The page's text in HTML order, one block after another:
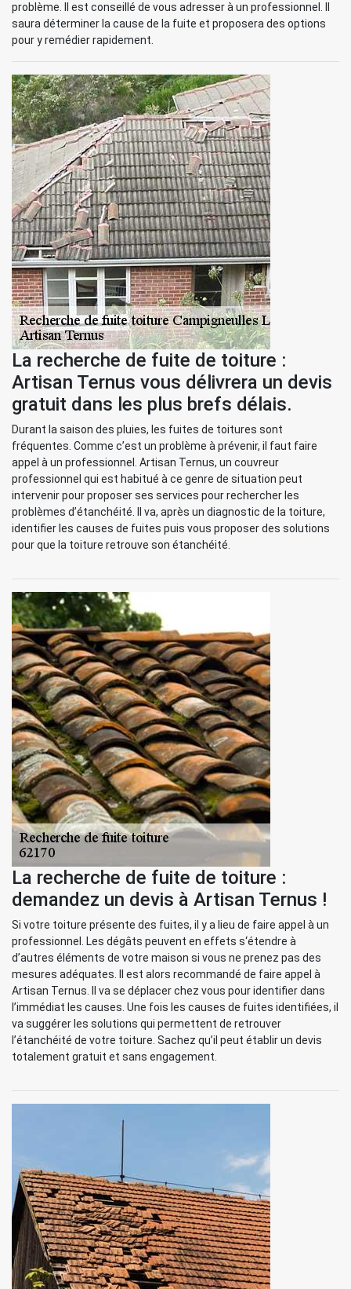
problème. Il est conseillé de vous adresser à un professionnel. Il
saura déterminer la cause de la fuite et proposera des options
pour y remédier rapidement.
La recherche de fuite de toiture :
Artisan Ternus vous délivrera un devis
gratuit dans les plus brefs délais.
Durant la saison des pluies, les fuites de toitures sont
fréquentes. Comme c’est un problème à prévenir, il faut faire
appel à un professionnel. Artisan Ternus, un couvreur
professionnel qui est habitué à ce genre de situation peut
intervenir pour proposer ses services pour rechercher les
problèmes d’étanchéité. Il va, après un diagnostic de la toiture,
identifier les causes de fuites puis vous proposer des solutions
pour que la toiture retrouve son étanchéité.
La recherche de fuite de toiture :
demandez un devis à Artisan Ternus !
Si votre toiture présente des fuites, il y a lieu de faire appel à un
professionnel. Les dégâts peuvent en effets s‘étendre à
d’autres éléments de votre maison si vous ne prenez pas des
mesures adéquates. Il est alors recommandé de faire appel à
Artisan Ternus. Il va se déplacer chez vous pour identifier dans
l’immédiat les causes. Une fois les causes de fuites identifiées, il
va suggérer les solutions qui permettent de retrouver
l’étanchéité de votre toiture. Sachez qu’il peut établir un devis
totalement gratuit et sans engagement.